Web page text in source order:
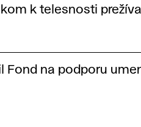
k telesnosti
Fond na podporu